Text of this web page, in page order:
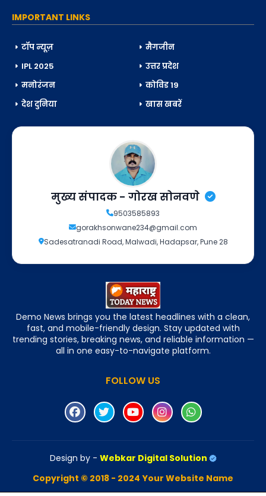
IMPORTANT LINKS
टॉप न्यूज़
मैगजीन
IPL 2025
उत्तर प्रदेश
मनोरंजन
कोविड 19
देश दुनिया
खास खबरें
मुख्य संपादक - गोरख सोनवणे
9503585893
gorakhsonwane234@gmail.com
Sadesatranadi Road, Malwadi, Hadapsar, Pune 28
Demo News brings you the latest headlines with a clean,
fast, and mobile-friendly design. Stay updated with
trending stories, breaking news, and reliable information —
all in one easy-to-navigate platform.
FOLLOW US
Design by - Webkar Digital Solution
Copyright © 2018 - 2024 Your Website Name